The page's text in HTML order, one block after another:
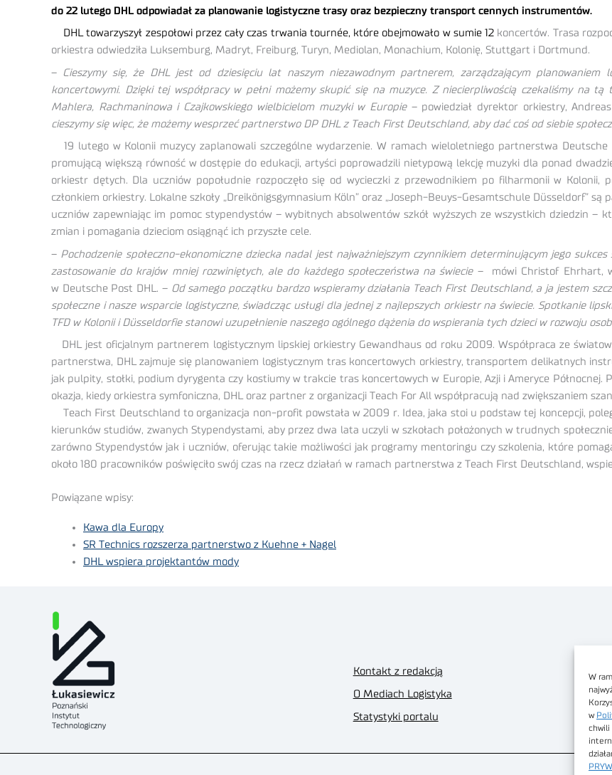
W
w
chwili
do 22 lutego DHL odpowiadał za planowanie logistyczne trasy oraz bezpieczny transport cennych instrumentów.
DHL towarzyszył zespołowi przez cały czas trwania tournée, które obejmowało w sumie 12 koncertów. Trasa
orkiestra odwiedziła Luksemburg, Madryt, Freiburg, Turyn, Mediolan, Monachium, Kolonię, Stuttgart i Dortmund.
– Cieszymy się, że DHL jest od dziesięciu lat naszym niezawodnym partnerem, zarządzającym
koncertowymi. Dzięki tej współpracy w pełni możemy skupić się na muzyce. Z niecierpliwością czekaliśmy na
Mahlera, Rachmaninowa i Czajkowskiego wielbicielom muzyki w Europie– powiedział dyrektor orkiestry,
cieszymy się więc, że możemy wesprzeć partnerstwo DP DHL z Teach First Deutschland, aby dać coś od siebie
19 lutego w Kolonii muzycy zaplanowali szczególne wydarzenie. W ramach wieloletniego partnerstwa
promującą większą równość w dostępie do edukacji, artyści poprowadzili nietypową lekcję muzyki dla ponad
orkiestr dętych. Dla uczniów popołudnie rozpoczęło się od wycieczki z przewodnikiem po filharmonii w Kolonii,
członkiem orkiestry. Lokalne szkoły „Dreikönigsgymnasium Köln” oraz „Joseph-Beuys-Gesamtschule Düsseldorf”
uczniów zapewniając im pomoc stypendystów – wybitnych absolwentów szkół wyższych ze wszystkich dziedzin –
zmian i pomagania dzieciom osiągnąć ich przyszłe cele.
– Pochodzenie społeczno-ekonomiczne dziecka nadal jest najważniejszym czynnikiem determinującym jego
zastosowanie do krajów mniej rozwiniętych, ale do każdego społeczeństwa na świecie–
mówi Christof Ehrhart,
w Deutsche Post DHL. – Od samego początku bardzo wspieramy działania Teach First Deutschland, a ja jestem
społeczne i nasze wsparcie logistyczne, świadcząc usługi dla jednej z najlepszych orkiestr na świecie. Spotkanie
TFD w Kolonii i Düsseldorfie stanowi uzupełnienie naszego ogólnego dążenia do wspierania tych dzieci w rozwoju
DHL jest oficjalnym partnerem logistycznym lipskiej orkiestry Gewandhaus od roku 2009. Współpraca ze
partnerstwa, DHL zajmuje się planowaniem logistycznym tras koncertowych orkiestry, transportem delikatnych
jak pulpity, stołki, podium dyrygenta czy kostiumy w trakcie tras koncertowych w Europie, Azji i Ameryce Północnej.
okazja, kiedy orkiestra symfoniczna, DHL oraz partner z organizacji Teach For All współpracują nad zwiększaniem
Teach First Deutschland to organizacja non-profit powstała w 2009 r. Idea, jaka stoi u podstaw tej koncepcji,
kierunków studiów, zwanych Stypendystami, aby przez dwa lata uczyli w szkołach położonych w trudnych
zarówno Stypendystów jak i uczniów, oferując takie możliwości jak programy mentoringu czy szkolenia, które
około 180 pracowników poświęciło swój czas na rzecz działań w ramach partnerstwa z Teach First Deutschland,
Powiązane wpisy:
Kawa dla Europy
SR Technics rozszerza partnerstwo z Kuehne + Nagel
DHL wspiera projektantów mody
Kontakt z redakcją
O Mediach Logistyka
Statystyki portalu